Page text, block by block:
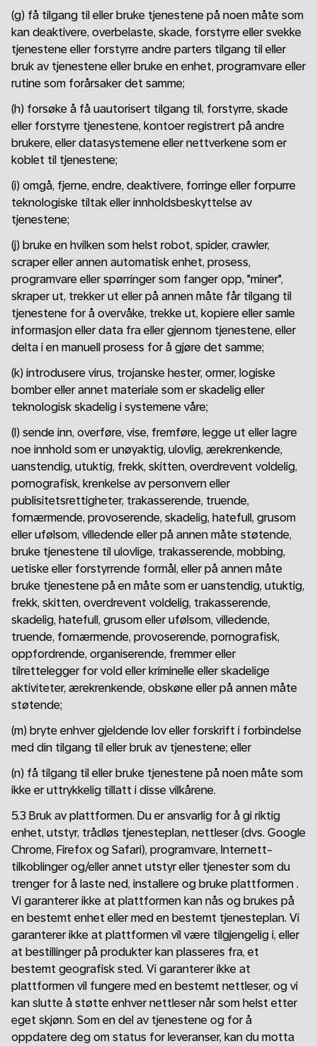
(g) få tilgang til eller bruke tjenestene på noen måte som
kan deaktivere, overbelaste, skade, forstyrre eller svekke
tjenestene eller forstyrre andre parters tilgang til eller
bruk av tjenestene eller bruke en enhet, programvare eller
rutine som forårsaker det samme;
(h) forsøke å få uautorisert tilgang til, forstyrre, skade
eller forstyrre tjenestene, kontoer registrert på andre
brukere, eller datasystemene eller nettverkene som er
koblet til tjenestene;
(i) omgå, fjerne, endre, deaktivere, forringe eller forpurre
teknologiske tiltak eller innholdsbeskyttelse av
tjenestene;
(j) bruke en hvilken som helst robot, spider, crawler,
scraper eller annen automatisk enhet, prosess,
programvare eller spørringer som fanger opp, "miner",
skraper ut, trekker ut eller på annen måte får tilgang til
tjenestene for å overvåke, trekke ut, kopiere eller samle
informasjon eller data fra eller gjennom tjenestene, eller
delta i en manuell prosess for å gjøre det samme;
(k) introdusere virus, trojanske hester, ormer, logiske
bomber eller annet materiale som er skadelig eller
teknologisk skadelig i systemene våre;
(l) sende inn, overføre, vise, fremføre, legge ut eller lagre
noe innhold som er unøyaktig, ulovlig, ærekrenkende,
uanstendig, utuktig, frekk, skitten, overdrevent voldelig,
pornografisk, krenkelse av personvern eller
publisitetsrettigheter, trakasserende, truende,
fornærmende, provoserende, skadelig, hatefull, grusom
eller ufølsom, villedende eller på annen måte støtende,
bruke tjenestene til ulovlige, trakasserende, mobbing,
uetiske eller forstyrrende formål, eller på annen måte
bruke tjenestene på en måte som er uanstendig, utuktig,
frekk, skitten, overdrevent voldelig, trakasserende,
skadelig, hatefull, grusom eller ufølsom, villedende,
truende, fornærmende, provoserende, pornografisk,
oppfordrende, organiserende, fremmer eller
tilrettelegger for vold eller kriminelle eller skadelige
aktiviteter, ærekrenkende, obskøne eller på annen måte
støtende;
(m) bryte enhver gjeldende lov eller forskrift i forbindelse
med din tilgang til eller bruk av tjenestene; eller
(n) få tilgang til eller bruke tjenestene på noen måte som
ikke er uttrykkelig tillatt i disse vilkårene.
5.3 Bruk av plattformen. Du er ansvarlig for å gi riktig
enhet, utstyr, trådløs tjenesteplan, nettleser (dvs. Google
Chrome, Firefox og Safari), programvare, Internett-
tilkoblinger og/eller annet utstyr eller tjenester som du
trenger for å laste ned, installere og bruke plattformen .
Vi garanterer ikke at plattformen kan nås og brukes på
en bestemt enhet eller med en bestemt tjenesteplan. Vi
garanterer ikke at plattformen vil være tilgjengelig i, eller
at bestillinger på produkter kan plasseres fra, et
bestemt geografisk sted. Vi garanterer ikke at
plattformen vil fungere med en bestemt nettleser, og vi
kan slutte å støtte enhver nettleser når som helst etter
eget skjønn. Som en del av tjenestene og for å
oppdatere deg om status for leveranser, kan du motta